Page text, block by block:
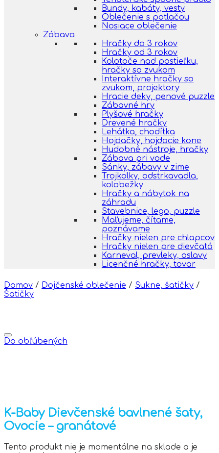
Bundy, kabáty, vesty
Oblečenie s potlačou
Nosiace oblečenie
Zábava
Hračky do 3 rokov
Hračky od 3 rokov
Kolotoče nad postieľku,
hračky so zvukom
Interaktívne hračky so
zvukom, projektory
Hracie deky, penové puzzle
Zábavné hry
Plyšové hračky
Drevené hračky
Lehátka, chodítka
Hojdačky, hojdacie kone
Hudobné nástroje, hračky
Zábava pri vode
Sánky, zábavy v zime
Trojkolky, odstrkavadla,
kolobežky
Hračky a nábytok na
záhradu
Stavebnice, lego, puzzle
Maľujeme, čítame,
poznávame
Hračky nielen pre chlapcov
Hračky nielen pre dievčatá
Karneval, prevleky, oslavy
Licenčné hračky, tovar
Domov / Dojčenské oblečenie / Sukne, šatičky /
Šatičky
Do obľúbených
K-Baby Dievčenské bavlnené šaty,
Ovocie – granátové
Tento produkt nie je momentálne na sklade a je